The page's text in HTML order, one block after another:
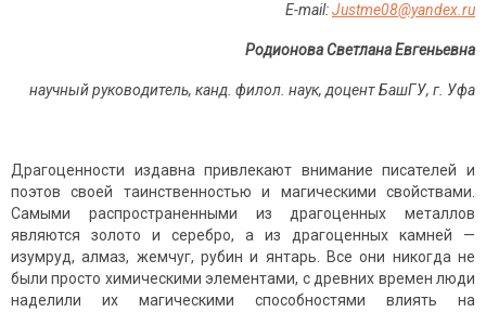
Е-mail:Justme08@yandex.ru
Родионова Светлана Евгеньевна
научный руководитель, канд. филол. наук, доцент БашГУ, г. Уфа
Драгоценности издавна привлекают внимание писателей и
поэтов своей таинственностью и магическими свойствами.
Самыми распространенными из драгоценных металлов
являются золото и серебро, а из драгоценных камней —
изумруд, алмаз, жемчуг, рубин и янтарь. Все они никогда не
были просто химическими элементами, с древних времен люди
наделили их магическими способностями влиять на